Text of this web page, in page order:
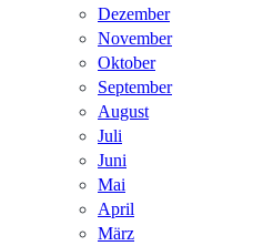
Dezember
November
Oktober
September
August
Juli
Juni
Mai
April
März